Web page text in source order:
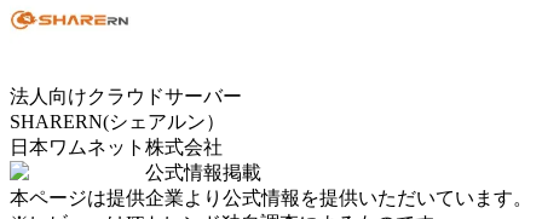
法人向けクラウドサーバー
SHARERN(シェアルン）
日本ワムネット株式会社
公式情報掲載
本ページは提供企業より公式情報を提供いただいています。